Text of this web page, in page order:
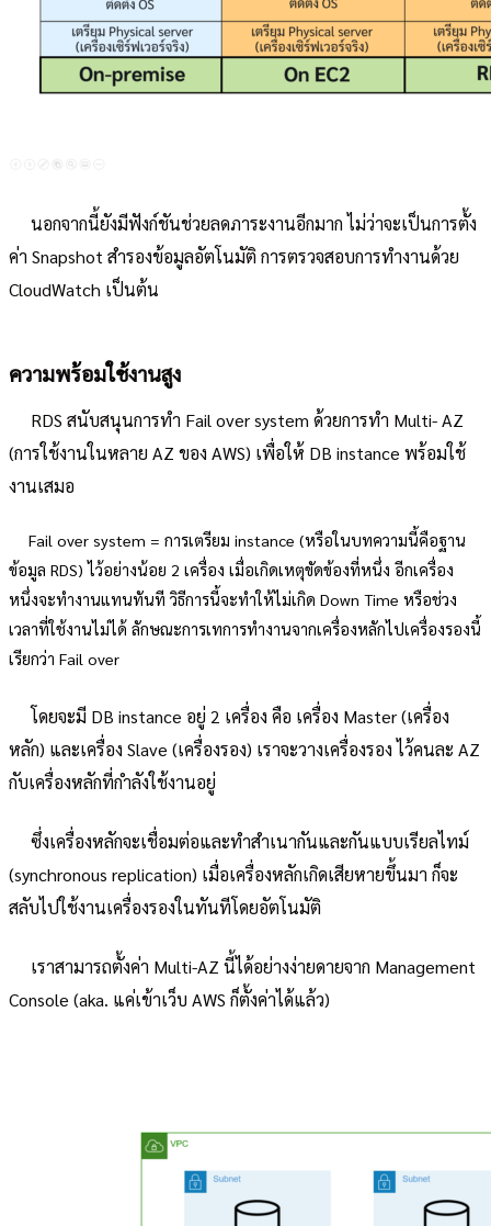
นอกจากนี้ยังมีฟังก์ชันช่วยลดภาระงานอีกมาก ไม่ว่าจะเป็นการตั้ง
ค่า Snapshot สำรองข้อมูลอัตโนมัติ การตรวจสอบการทำงานด้วย
CloudWatch เป็นต้น
ความพร้อมใช้งานสูง
RDS สนับสนุนการทำ Fail over system ด้วยการทำ Multi- AZ
(การใช้งานในหลาย AZ ของ AWS) เพื่อให้ DB instance พร้อมใช้
งานเสมอ
Fail over system = การเตรียม instance (หรือในบทความนี้คือฐาน
ข้อมูล RDS) ไว้อย่างน้อย 2 เครื่อง เมื่อเกิดเหตุขัดข้องที่หนึ่ง อีกเครื่อง
หนึ่งจะทำงานแทนทันที วิธีการนี้จะทำให้ไม่เกิด Down Time หรือช่วง
เวลาที่ใช้งานไม่ได้ ลักษณะการเทการทำงานจากเครื่องหลักไปเครื่องรองนี้
เรียกว่า Fail over
โดยจะมี DB instance อยู่ 2 เครื่อง คือ เครื่อง Master (เครื่อง
หลัก) และเครื่อง Slave (เครื่องรอง) เราจะวางเครื่องรอง ไว้คนละ AZ
กับเครื่องหลักที่กำลังใช้งานอยู่
ซึ่งเครื่องหลักจะเชื่อมต่อและทำสำเนากันและกันแบบเรียลไทม์
(synchronous replication) เมื่อเครื่องหลักเกิดเสียหายขึ้นมา ก็จะ
สลับไปใช้งานเครื่องรองในทันทีโดยอัตโนมัติ
เราสามารถตั้งค่า Multi-AZ นี้ได้อย่างง่ายดายจาก Management
Console (aka. แค่เข้าเว็บ AWS ก็ตั้งค่าได้แล้ว)